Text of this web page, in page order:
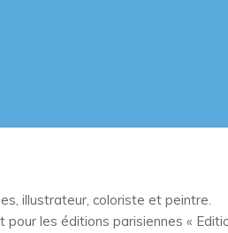
illustrateur, coloriste et peintre.
les éditions parisiennes «